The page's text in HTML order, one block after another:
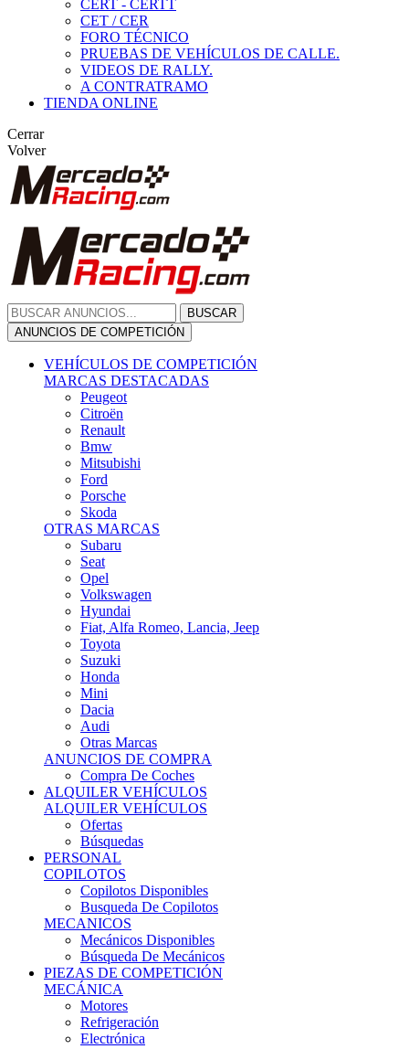
CERT - CERTT
CET / CER
FORO TÉCNICO
PRUEBAS DE VEHÍCULOS DE CALLE.
VIDEOS DE RALLY.
A CONTRATRAMO
TIENDA ONLINE
Cerrar
Volver
BUSCAR
ANUNCIOS DE COMPETICIÓN
VEHÍCULOS DE COMPETICIÓN
MARCAS DESTACADAS
Peugeot
Citroën
Renault
Bmw
Mitsubishi
Ford
Porsche
Skoda
OTRAS MARCAS
Subaru
Seat
Opel
Volkswagen
Hyundai
Fiat, Alfa Romeo, Lancia, Jeep
Toyota
Suzuki
Honda
Mini
Dacia
Audi
Otras Marcas
ANUNCIOS DE COMPRA
Compra De Coches
ALQUILER VEHÍCULOS
ALQUILER VEHÍCULOS
Ofertas
Búsquedas
PERSONAL
COPILOTOS
Copilotos Disponibles
Busqueda De Copilotos
MECANICOS
Mecánicos Disponibles
Búsqueda De Mecánicos
PIEZAS DE COMPETICIÓN
MECÁNICA
Motores
Refrigeración
Electrónica